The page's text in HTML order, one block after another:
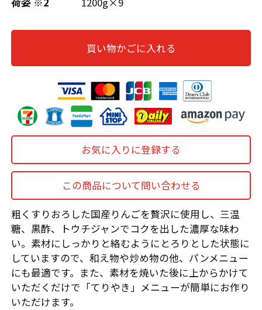
買い物かごに入れる
お気に入りに登録する
この商品について問い合わせる
粗くすりおろした国産りんごを贅沢に使用し、三温
糖、黒酢、トウチジャンでコクを出した濃厚な味わ
い。素材にしっかりと絡むようにとろりとした状態に
していますので、和え物や炒め物の他、パンメニュー
にも最適です。また、素材を焼いた後に上からかけて
いただくだけで「てりやき」メニューが簡単にお作り
いただけます。